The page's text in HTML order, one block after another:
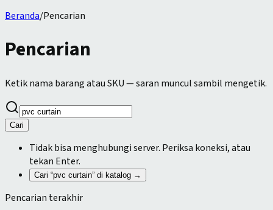
Beranda/Pencarian
Pencarian
Ketik nama barang atau SKU — saran muncul sambil mengetik.
Cari
Tidak bisa menghubungi server. Periksa koneksi, atau
tekan Enter.
Cari “pvc curtain” di katalog →
Pencarian terakhir